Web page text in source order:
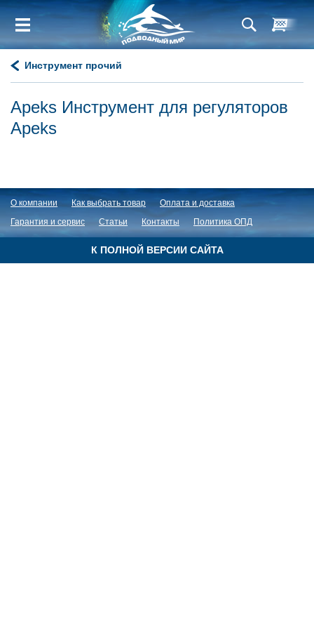
Инструмент прочий
Apeks Инструмент для регуляторов
Apeks
О компании Как выбрать товар
Оплата и доставка
Гарантия и сервис
Статьи Контакты Политика ОПД
К ПОЛНОЙ ВЕРСИИ САЙТА